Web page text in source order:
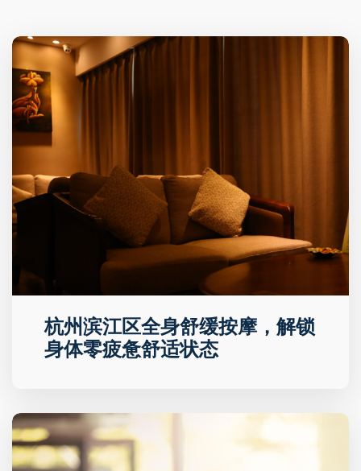
杭州滨江区全身舒缓按摩，解锁
身体零疲惫舒适状态